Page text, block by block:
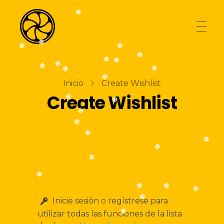
AGENCIA
Inicio Create Wishlist
Create Wishlist
Inicie sesión o regístrese para
utilizar todas las funciones de la lista
❅
❅
❅
❅
❅
❅
❅
❅
❅
❅
❅
❅
❅
❅
❅
❅
❅
❅
❅
❅
❅
❅
❅
❅
❅